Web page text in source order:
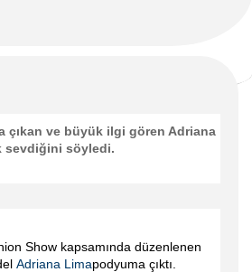
çıkan ve büyük ilgi gören Adriana
sevdiğini söyledi.
Show kapsamında düzenlenen
Adriana Limapodyuma çıktı.